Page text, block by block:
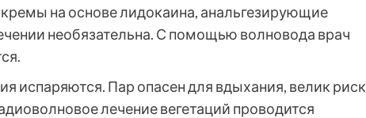
на основе лидокаина, анальгезирующие
необязательна. С помощью волновода врач
испаряются. Пар опасен для вдыхания, велик риск
лечение вегетаций проводится